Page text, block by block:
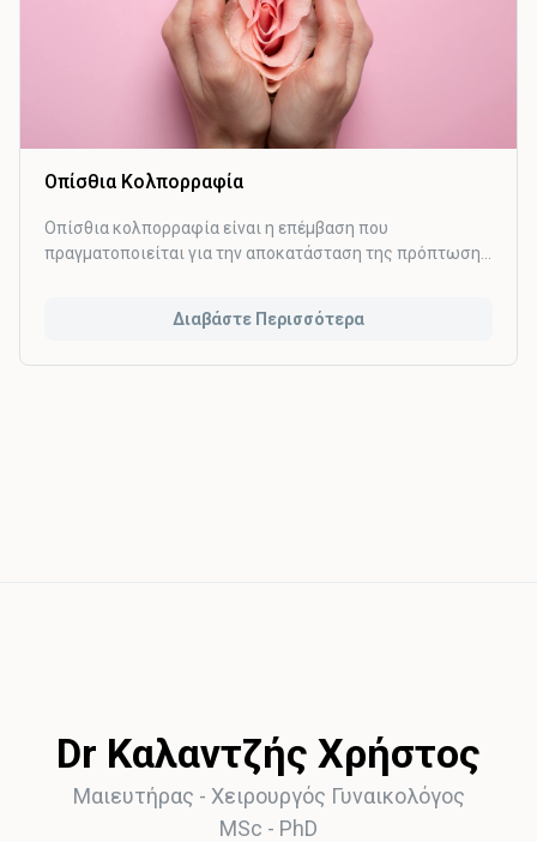
Οπίσθια Κολπορραφία
Οπίσθια κολπορραφία είναι η επέμβαση που
πραγματοποιείται για την αποκατάσταση της πρόπτωσης
Διαβάστε Περισσότερα
Dr Καλαντζής Χρήστος
Μαιευτήρας - Χειρoυργός Γυναικολόγος
MSc - PhD